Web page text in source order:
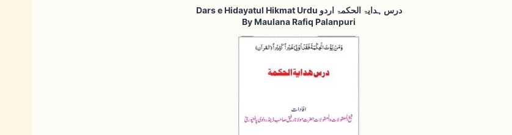
Dars e Hidayatul Hikmat Urdu درس ہدایۃ الحکمۃ اردو
By Maulana Rafiq Palanpuri